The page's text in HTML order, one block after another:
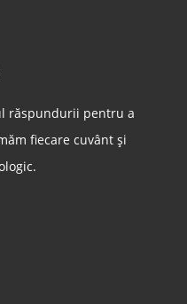
răspundurii pentru a
fiecare cuvânt și